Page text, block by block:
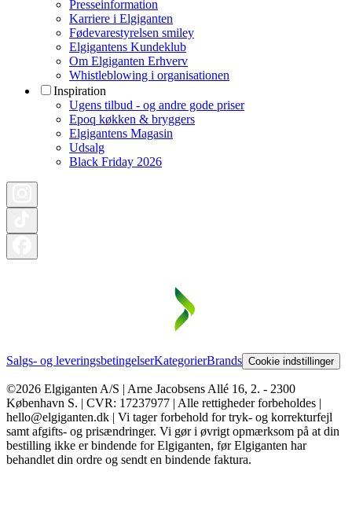
Presseinformation
Karriere i Elgiganten
Fødevarestyrelsen smiley
Elgigantens Kundeklub
Om Elgiganten Erhverv
Whistleblowing i organisationen
Inspiration
Ugens tilbud - og andre gode priser
Epoq køkken & bryggers
Elgigantens Magasin
Udsalg
Black Friday 2026
Salgs- og leveringsbetingelserKategorierBrands Cookie indstillinger
©2026 Elgiganten A/S | Arne Jacobsens Allé 16, 2. - 2300
København S. | CVR: 17237977 | Alle rettigheder forbeholdes |
hello@elgiganten.dk | Vi tager forbehold for tryk- og korrekturfejl
samt afgifts- og prisændringer. Vi gør i øvrigt opmærksom på at din
bestilling ikke er bindende for Elgiganten, før Elgiganten har
behandlet din ordre og sendt en bindende faktura.